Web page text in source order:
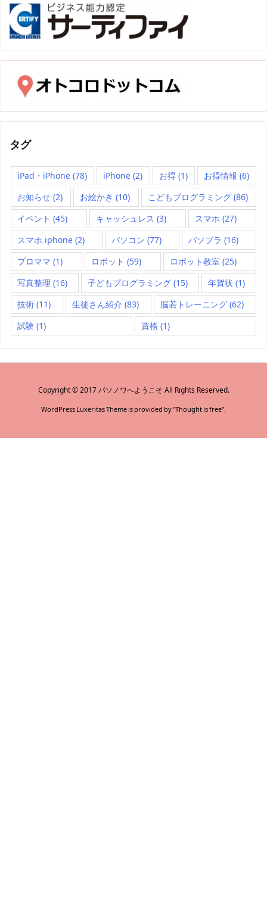
タグ
iPad・iPhone (78) iPhone (2) お得(1) お得情報 (6)
お知らせ (2) お絵かき (10) こどもプログラミング(86)
イベント (45) キャッシュレス (3) スマホ (27)
スマホ iphone (2) パソコン (77) パソプラ (16)
プロママ (1) ロボット (59) ロボット教室 (25)
写真整理 (16) 子どもプログラミング (15) 年賀状 (1)
技術 (11) 生徒さん紹介 (83) 脳若トレーニング (62)
試験 (1) 資格 (1)
Copyright ©2017 パソノワへようこそ All Rights Reserved.
WordPress Luxeritas Theme is provided by "Thought is free".